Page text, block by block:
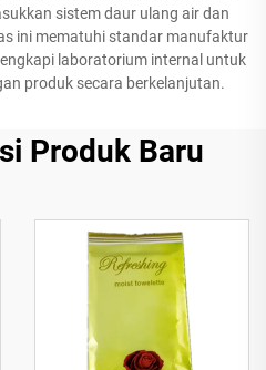
sistem daur ulang air dan
ini mematuhi standar manufaktur
laboratorium internal untuk
produk secara berkelanjutan.
Produk Baru